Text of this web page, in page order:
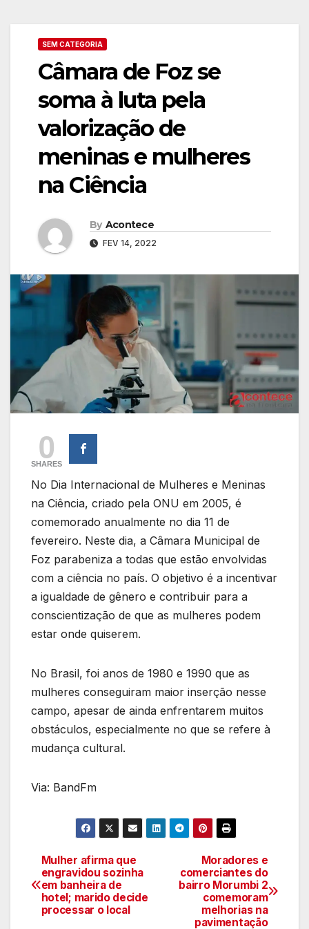
SEM CATEGORIA
Câmara de Foz se
soma à luta pela
valorização de
meninas e mulheres
na Ciência
By Acontece
FEV 14, 2022
0
SHARES
No Dia Internacional de Mulheres e Meninas
na Ciência, criado pela ONU em 2005, é
comemorado anualmente no dia 11 de
fevereiro. Neste dia, a Câmara Municipal de
Foz parabeniza a todas que estão envolvidas
com a ciência no país. O objetivo é a incentivar
a igualdade de gênero e contribuir para a
conscientização de que as mulheres podem
estar onde quiserem.
No Brasil, foi anos de 1980 e 1990 que as
mulheres conseguiram maior inserção nesse
campo, apesar de ainda enfrentarem muitos
obstáculos, especialmente no que se refere à
mudança cultural.
Via: BandFm
Navegação
de
Moradores e
comerciantes do
bairro Morumbi 2
comemoram
melhorias na
pavimentação
Mulher afirma que
engravidou sozinha
em banheira de
hotel; marido decide
processar o local